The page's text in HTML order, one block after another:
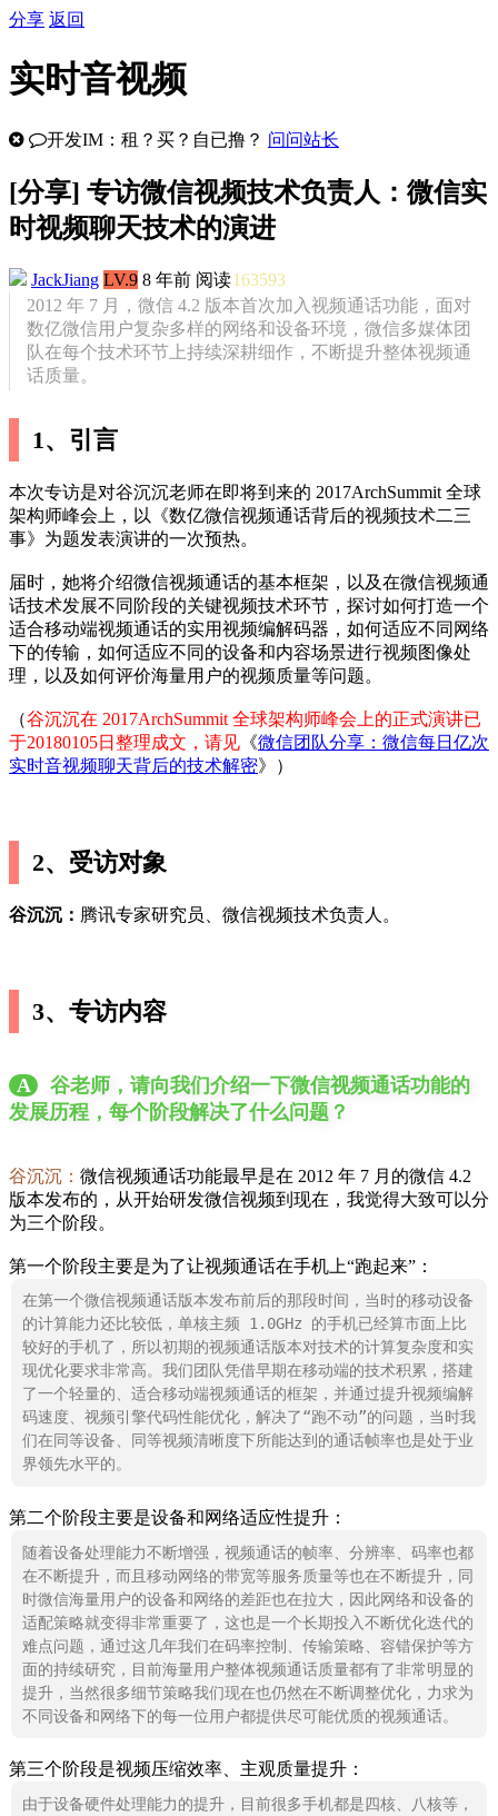
分享 返回
实时音视频
开发IM：租？买？自已撸？ 问问站长
[分享] 专访微信视频技术负责人：微信实
时视频聊天技术的演进
JackJiang LV.9 8 年前 阅读163593
2012 年 7 月，微信 4.2 版本首次加入视频通话功能，面对
数亿微信用户复杂多样的网络和设备环境，微信多媒体团
队在每个技术环节上持续深耕细作，不断提升整体视频通
话质量。
1、引言
本次专访是对谷沉沉老师在即将到来的 2017ArchSummit 全球
架构师峰会上，以《数亿微信视频通话背后的视频技术二三
事》为题发表演讲的一次预热。
届时，她将介绍微信视频通话的基本框架，以及在微信视频通
话技术发展不同阶段的关键视频技术环节，探讨如何打造一个
适合移动端视频通话的实用视频编解码器，如何适应不同网络
下的传输，如何适应不同的设备和内容场景进行视频图像处
理，以及如何评价海量用户的视频质量等问题。
（谷沉沉在 2017ArchSummit 全球架构师峰会上的正式演讲已
于20180105日整理成文，请见 《微信团队分享：微信每日亿次
实时音视频聊天背后的技术解密》）
2、受访对象
谷沉沉： 腾讯专家研究员、微信视频技术负责人。
3、专访内容
A
谷老师，请向我们介绍一下微信视频通话功能的
发展历程，每个阶段解决了什么问题？
谷沉沉： 微信视频通话功能最早是在 2012 年 7 月的微信 4.2
版本发布的，从开始研发微信视频到现在，我觉得大致可以分
为三个阶段。
第一个阶段主要是为了让视频通话在手机上“跑起来”：
在第一个微信视频通话版本发布前后的那段时间，当时的移动设备
的计算能力还比较低，单核主频 1.0GHz 的手机已经算市面上比
较好的手机了，所以初期的视频通话版本对技术的计算复杂度和实
现优化要求非常高。我们团队凭借早期在移动端的技术积累，搭建
了一个轻量的、适合移动端视频通话的框架，并通过提升视频编解
码速度、视频引擎代码性能优化，解决了“跑不动”的问题，当时我
们在同等设备、同等视频清晰度下所能达到的通话帧率也是处于业
界领先水平的。
第二个阶段主要是设备和网络适应性提升：
随着设备处理能力不断增强，视频通话的帧率、分辨率、码率也都
在不断提升，而且移动网络的带宽等服务质量等也在不断提升，同
时微信海量用户的设备和网络的差距也在拉大，因此网络和设备的
适配策略就变得非常重要了，这也是一个长期投入不断优化迭代的
难点问题，通过这几年我们在码率控制、传输策略、容错保护等方
面的持续研究，目前海量用户整体视频通话质量都有了非常明显的
提升，当然很多细节策略我们现在也仍然在不断调整优化，力求为
不同设备和网络下的每一位用户都提供尽可能优质的视频通话。
第三个阶段是视频压缩效率、主观质量提升：
由于设备硬件处理能力的提升，目前很多手机都是四核、八核等，